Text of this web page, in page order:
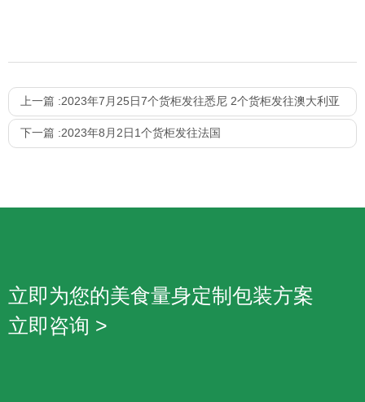
上一篇 :2023年7月25日7个货柜发往悉尼 2个货柜发往澳大利亚
下一篇 :2023年8月2日1个货柜发往法国
立即为您的美食量身定制包装方案
立即咨询 >